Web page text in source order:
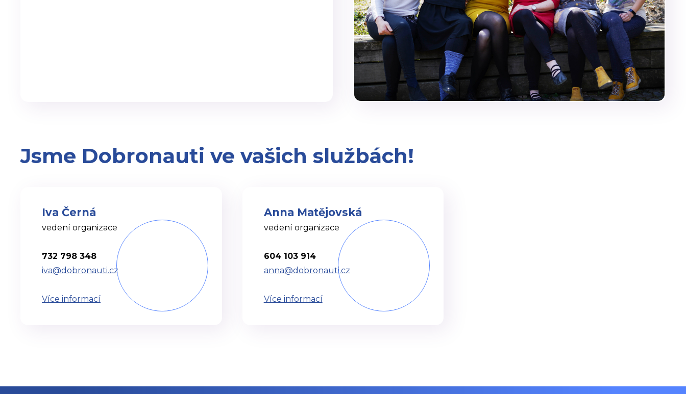
Jsme Dobronauti ve vašich službách!
Iva Černá
vedení organizace
732 798 348
iva@dobronauti.cz
Více informací
Anna Matějovská
vedení organizace
604 103 914
anna@dobronauti.cz
Více informací